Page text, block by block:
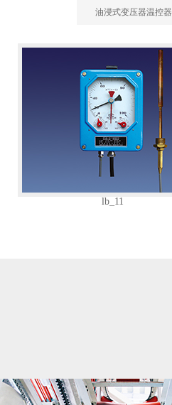
油浸式变压器温控器
lb_11